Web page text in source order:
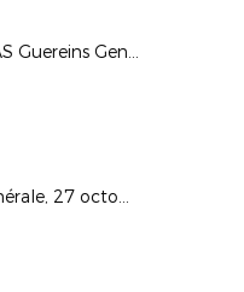
6e tour CDF : AS Guereins Genouilleux M. / Olympique Lyon Sud
Assemblée Générale, 27 octobre 2024